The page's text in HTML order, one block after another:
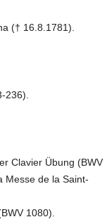
(† 16.8.1781).
236).
Clavier Übung (BWV
Messe de la Saint-
1080).